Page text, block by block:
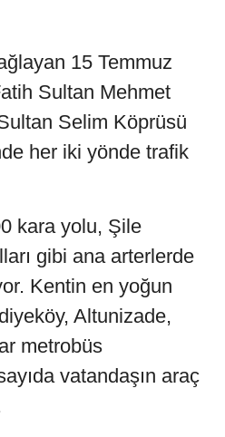
15 Temmuz
Sultan Mehmet
Selim Köprüsü
her iki yönde trafik
kara yolu, Şile
gibi ana arterlerde
Kentin en yoğun
Altunizade,
metrobüs
vatandaşın araç